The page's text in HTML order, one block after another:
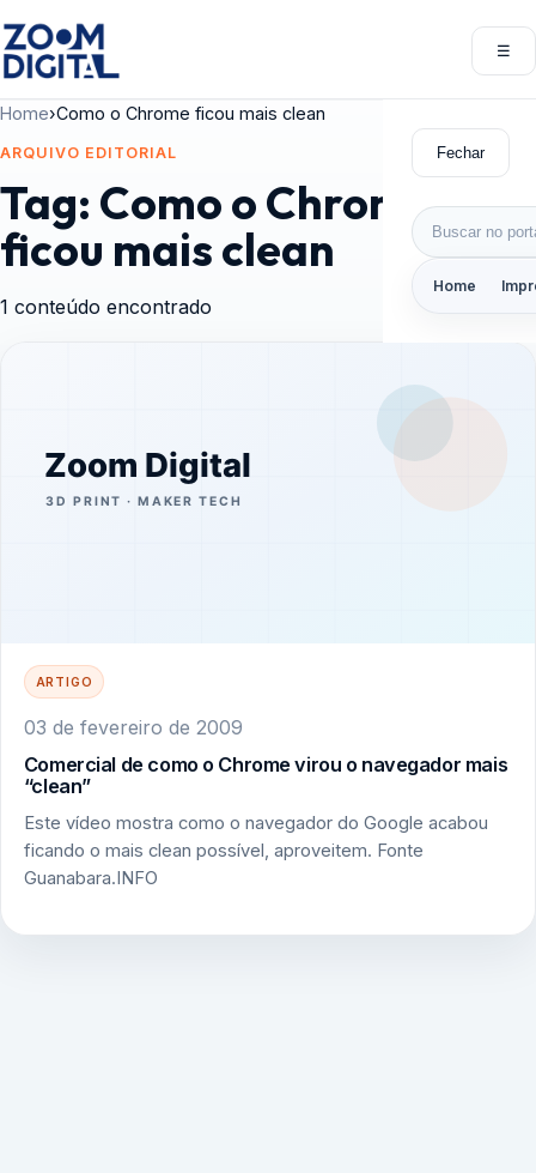
☰
Fechar
Buscar por:
Home
Home›Como o Chrome ficou mais clean
ARQUIVO EDITORIAL
Tag: Como o Chrome
ficou mais clean
1 conteúdo encontrado
ARTIGO
03 de fevereiro de 2009
Comercial de como o Chrome virou o navegador mais
“clean”
Este vídeo mostra como o navegador do Google acabou
ficando o mais clean possível, aproveitem. Fonte
Guanabara.INFO